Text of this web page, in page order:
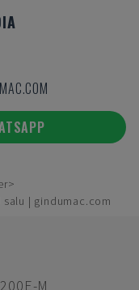
salu | gindumac.com
M